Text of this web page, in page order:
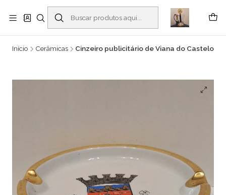
Buscantiguidades - Leilões. Colecionismo e antiguidades em Viana do
Castelo -
Leia mais
Início Cerâmicas Cinzeiro publicitário de Viana do Castelo